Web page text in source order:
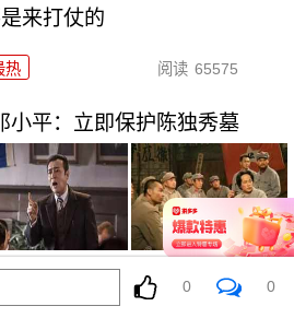
来打仗的
热 阅读 65575
小平：立即保护陈独秀墓
阅读 33906
0 0